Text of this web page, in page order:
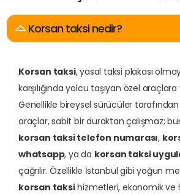
Korsan taksi nedir?
Korsan taksi, yasal taksi plakası
karşılığında yolcu taşıyan özel
Genellikle bireysel sürücüler tarafından
araçlar, sabit bir duraktan çalışmaz;
korsan taksi telefon numarası,
whatsapp, ya da korsan taksi
çağrılır. Özellikle İstanbul gibi yoğun
korsan taksihizmetleri, ekonomik ve